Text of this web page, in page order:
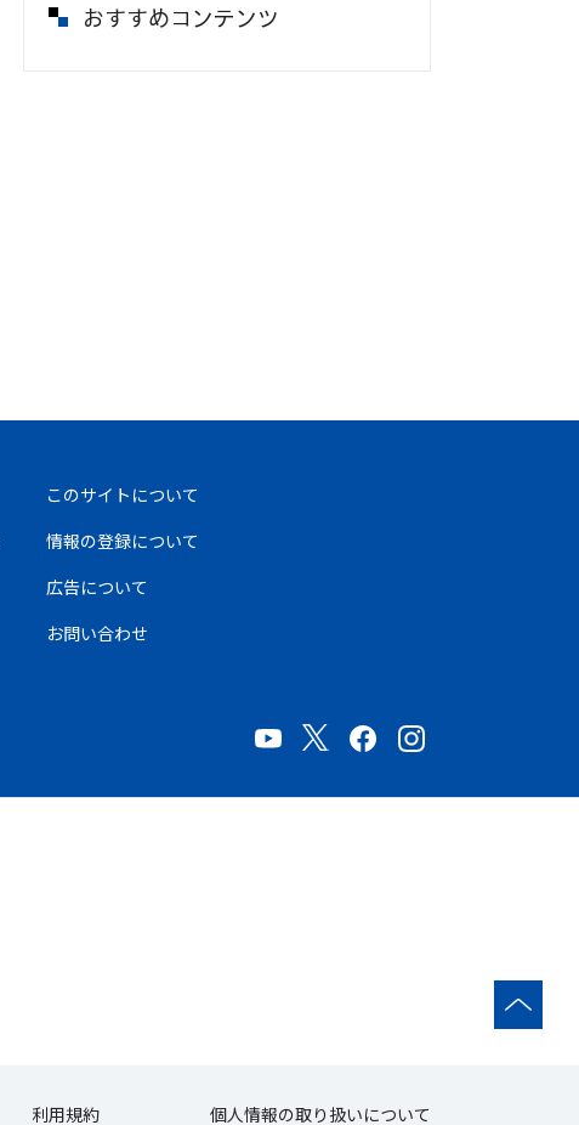
おすすめコンテンツ
このサイトについて
情報の登録について
広告について
お問い合わせ
利用規約 個人情報の取り扱いについて